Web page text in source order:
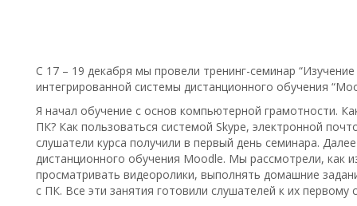
С 17 – 19 декабря мы провели тренинг-семинар
интегрированной системы дистанционного обучения
Я начал обучение с основ компьютерной грамотности.
ПК? Как пользоваться системой Skype, электронной
слушатели курса получили в первый день семинара.
дистанционного обучения Moodle. Мы рассмотрели, как
просматривать видеоролики, выполнять домашние
с ПК. Все эти занятия готовили слушателей к их первому